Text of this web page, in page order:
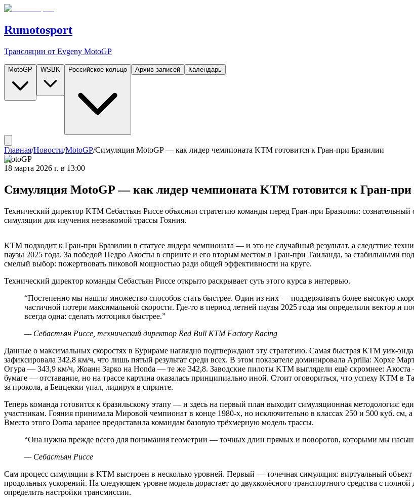
Rumotosport
Трансляции от Evgeny MotoGP
MotoGP WSBK Российское кольцо Архив записей Календарь
Главная/Новости/MotoGP/Симуляция MotoGP — как лидер чемпионата KTM готовится к Гран-при Бразилии
MotoGP
18 марта 2026 г. в 13:00
Симуляция MotoGP — как лидер чемпионата KTM готовится к Гран-
Технический директор KTM Себастьян Риссе объяснил стратегию команды перед Гран-при Бразилии:
симуляции для изучения незнакомой трассы Гояния.
KTM подходит к Гран-при Бразилии в статусе лидера чемпионата — и это не случайный результат, а следствие
паузы 2025 года. За победой Педро Акосты в спринте и его вторым местом в Гран-при Таиланда, за стабильными
смелый выбор: пожертвовать пиковой мощностью ради общей эффективности на круге.
Технический директор команды Себастьян Риссе открыто раскрывает суть этого курса в интервью.
“Постепенно мы нашли множество способов стать быстрее. Один из них — поддерживать более высокую
частичной потери максимальной скорости. Где-то в период летней паузы 2025 года мы определили вектор и
всегда одна: сделать мотоцикл быстрее.”
— Себастьян Риссе, технический директор Red Bull KTM Factory Racing
Данные о максимальных скоростях в Бурираме наглядно подтверждают эту стратегию. Самая быстрая KTM уик-
зафиксировала 342,8 км/ч, что лишь пятый результат среди всех. В этом показателе доминировала Aprilia: Хорхе
Огура — 343,9 км/ч, Жоанн Зарко на Honda — те же 342,8. Заводские пилоты KTM выглядели ещё скромнее:
бумаге — отставание, но на трассе картина оказалась принципиально иной. Стоит оговориться, что успеху KTM в
за прокола, а Беццекки упал, лидируя в спринте.
Теперь команда готовится к бразильскому этапу — и здесь на первый план выходит симуляционная методология:
участникам. Гояния принимала Мировой чемпионат в конце 1980-х, но исключительно в классах 250 и 500 куб.
Вместо этого Dorna заранее предоставила командам базовую трёхмерную модель трассы.
“Она нужна прежде всего для понимания геометрии — точных длин прямых и поворотов, которыми мы
— Себастьян Риссе
Сам процесс симуляции в KTM выстроен в несколько уровней. Первый — точечная симуляция: виртуальный
продольных ускорений. На следующем уровне модель дорастает до двухколёсного транспортного средства с полной
определить настройки трансмиссии.